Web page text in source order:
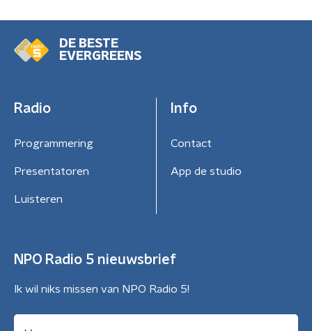
DE BESTE
EVERGREENS
Radio
Programmering
Presentatoren
Luisteren
Info
Contact
App de studio
NPO Radio 5 nieuwsbrief
Ik wil niks missen van NPO Radio 5!